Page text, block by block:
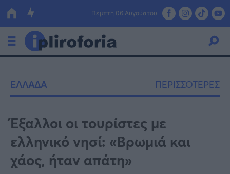
Πέμπτη 06 Αυγούστου
Οικονομία
Πολιτική
Τράπεζες
Επιδοτήσεις
Κόσμος
ΕΛΛΑΔΑ ΠΕΡΙΣΣΟΤΕΡΕΣ
Έξαλλοι οι τουρίστες με
ελληνικό νησί: «Βρωμιά και
χάος, ήταν απάτη»